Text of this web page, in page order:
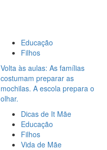
Educação
Filhos
Volta às aulas: As famílias
costumam preparar as
mochilas. A escola prepara o
olhar.
Dicas de It Mãe
Educação
Filhos
Vida de Mãe